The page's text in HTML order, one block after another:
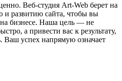
Веб-студия Art-Web берет на
и развитию сайта, чтобы вы
бизнесе. Наша цель — не
а привести вас к результату,
Ваш успех напрямую означает